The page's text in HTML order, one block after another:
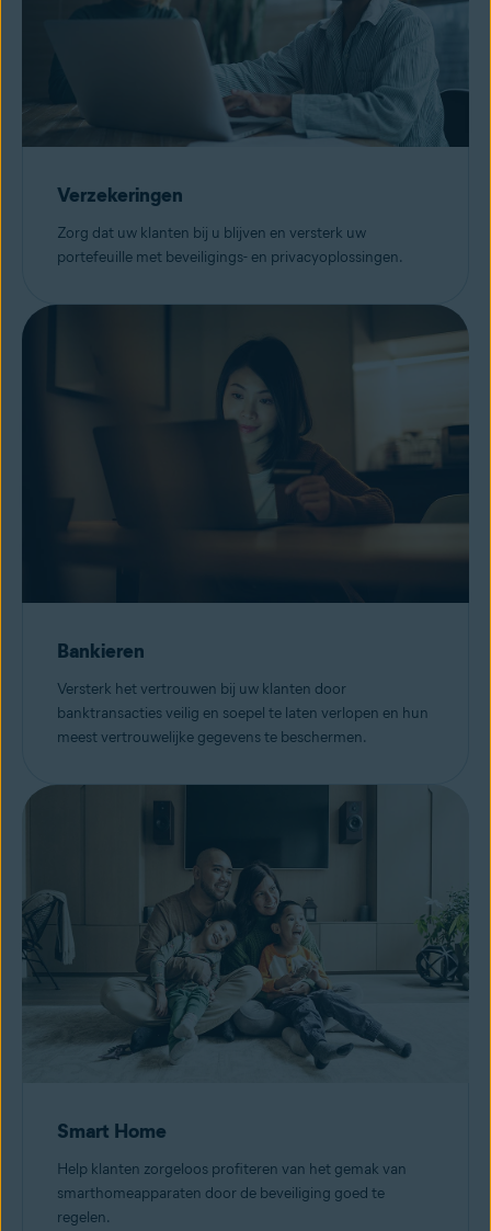
Verzekeringen
Zorg dat uw klanten bij u blijven en versterk uw
portefeuille met beveiligings- en privacyoplossingen.
Bankieren
Versterk het vertrouwen bij uw klanten door
banktransacties veilig en soepel te laten verlopen en hun
meest vertrouwelijke gegevens te beschermen.
Smart Home
Help klanten zorgeloos profiteren van het gemak van
smarthomeapparaten door de beveiliging goed te
regelen.